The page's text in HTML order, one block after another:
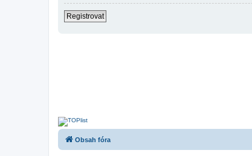
Registrovat
Obsah fóra